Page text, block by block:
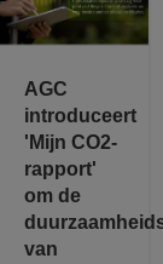
AGC
introduceert
'Mijn CO2-
rapport'
om de
van